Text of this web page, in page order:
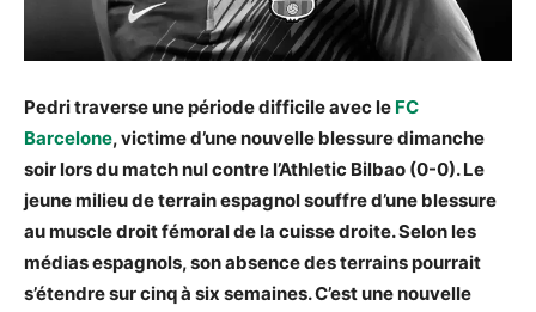
Pedri traverse une période difficile avec le FC
Barcelone, victime d’une nouvelle blessure dimanche
soir lors du match nul contre l’Athletic Bilbao (0-0). Le
jeune milieu de terrain espagnol souffre d’une blessure
au muscle droit fémoral de la cuisse droite. Selon les
médias espagnols, son absence des terrains pourrait
s’étendre sur cinq à six semaines. C’est une nouvelle